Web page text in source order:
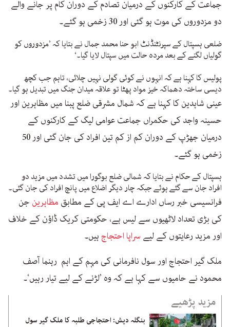
جماعت کے کارکنوں کے درمیان تصادم کے دوران کام پر جانے والے
دو مزدوروں کی موت ہو گئی اور 30 زخمی ہو گئے۔
ضلعی ہسپتال کے سپرنٹنڈنٹ ابو حنا محمد جمال نے بتایا کہ ’مزدوروں کو
گولیاں لگنے کے بعد مردہ حالت میں سپتال لایا گیا۔‘
پولیس کا کہنا ہے کہ انہوں نے کوئی گولی نہیں چلائی، تاہم جب کچھ
دیسی ساختہ دھماکہ خیز مواد پھٹا تو علاقہ میدان جنگ میں تبدیل ہو گیا۔
عینی شاہدین کا کہنا ہے کہ شمال مشرقی ضلع پبنا میں مظاہرین اور
حسینہ واجد کی حکمراں جماعت عوامی لیگ کے کارکنوں کے
درمیان جھڑپ کے دوران کم از کم تین افراد کی جان گئی اور 50
زخمی ہو گئے۔
ہسپتال کے حکام نے بتایا کہ شمالی ضلع بوگورا میں تشدد میں مزید دو
افراد جان سے گئے ہوئے جبکہ چار دیگر اضلاع میں پانچ افراد کی جان گئی۔
فرانسیسی خبر رساں ادارے اے ایف پی کے مطابق مظاہرین جن
کی بڑی تعداد لاٹھیوں سے لیس ہے، حکومتی کریک ڈاؤن کے خلاف
اور مزید رعایتوں کے لیے سراپا احتجاجہیں۔
ملک گیر احتجاج اور سول نافرمانی کی مہم کے اہم رہنما آصف
محمود نے حامیوں سے کہا ہے کہ وہ ’لڑنے کے لیے تیار رہیں‘۔
مزید پڑھیے
بنگلہ دیش: احتجاجی طلبہ کا ملک گیر سول